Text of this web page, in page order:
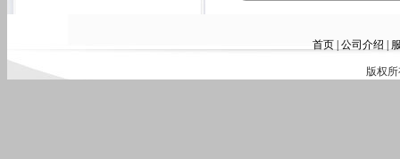
首页| 公司介绍
版权